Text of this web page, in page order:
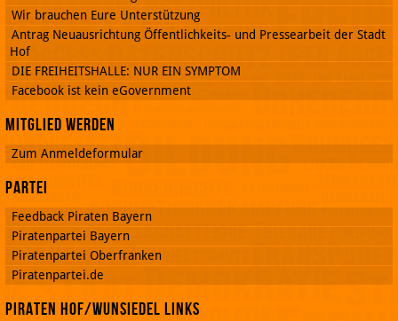
Wir brauchen Eure Unterstützung
Antrag Neuausrichtung Öffentlichkeits- und Pressearbeit der Stadt
Hof
DIE FREIHEITSHALLE: NUR EIN SYMPTOM
Facebook ist kein eGovernment
Mitglied werden
Zum Anmeldeformular
Partei
Feedback Piraten Bayern
Piratenpartei Bayern
Piratenpartei Oberfranken
Piratenpartei.de
Piraten Hof/Wunsiedel Links